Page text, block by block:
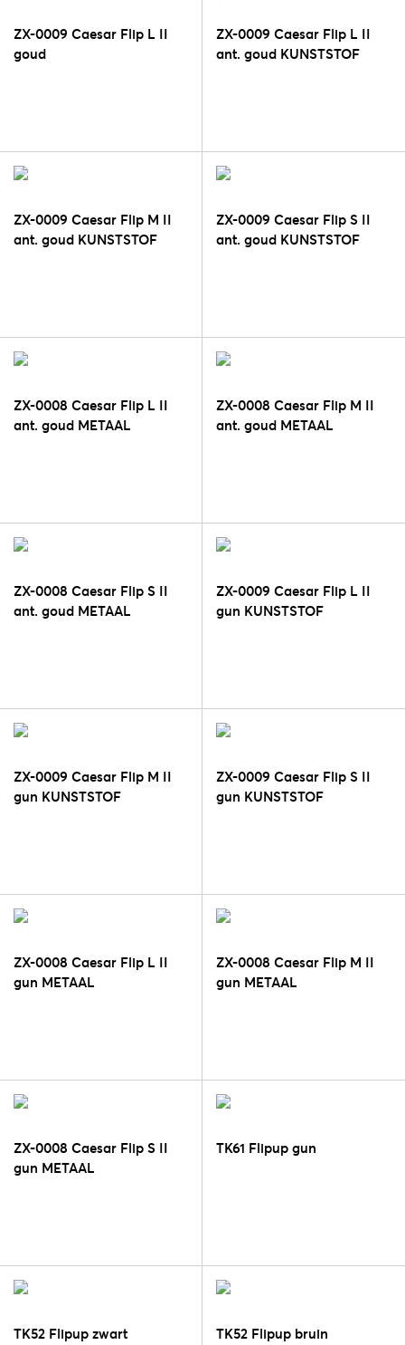
ZX-0009 Caesar Flip L II
goud
ZX-0009 Caesar Flip L II
ant. goud KUNSTSTOF
ZX-0009 Caesar Flip M II
ant. goud KUNSTSTOF
ZX-0009 Caesar Flip S II
ant. goud KUNSTSTOF
ZX-0008 Caesar Flip L II
ant. goud METAAL
ZX-0008 Caesar Flip M II
ant. goud METAAL
ZX-0008 Caesar Flip S II
ant. goud METAAL
ZX-0009 Caesar Flip L II
gun KUNSTSTOF
ZX-0009 Caesar Flip M II
gun KUNSTSTOF
ZX-0009 Caesar Flip S II
gun KUNSTSTOF
ZX-0008 Caesar Flip L II
gun METAAL
ZX-0008 Caesar Flip M II
gun METAAL
ZX-0008 Caesar Flip S II
gun METAAL
TK61 Flipup gun
TK52 Flipup zwart TK52 Flipup bruin